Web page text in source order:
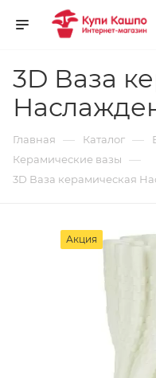
3D Ваза
Главная — Каталог —
Керамические вазы —
3D Ваза керамическая
Акция